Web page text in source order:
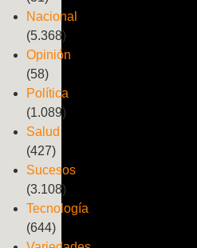
Nacional
(5.368)
Opinión
(58)
Política
(1.089)
Salud
(427)
Sucesos
(3.108)
Tecnología
(644)